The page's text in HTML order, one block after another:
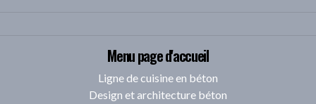
Menu page d'accueil
Ligne de cuisine en béton
Design et architecture béton